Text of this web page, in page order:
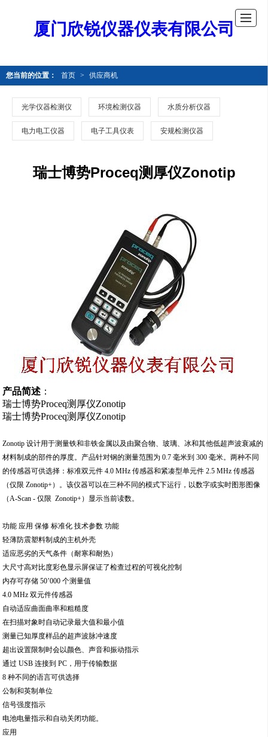
厦门欣锐仪器仪表有限公司
您当前的位置： 首页 > 供应商机
光学仪器检测仪 环境检测仪器 水质分析仪器
电力电工仪器 电子工具仪表 安规检测仪器
瑞士博势Proceq测厚仪Zonotip
产品简述 ：
瑞士博势Proceq测厚仪Zonotip
瑞士博势Proceq测厚仪Zonotip
Zonotip 设计用于测量铁和非铁金属以及由聚合物、玻璃、冰和其他低超声波衰减的
材料制成的部件的厚度。产品针对钢的测量范围为 0.7 毫米到 300 毫米。两种不同
的传感器可供选择：标准双元件 4.0 MHz 传感器和紧凑型单元件 2.5 MHz 传感器
（仅限 Zonotip+）。该仪器可以在三种不同的模式下运行，以数字或实时图形图像
（A-Scan - 仅限 Zonotip+）显示当前读数。
功能 应用 保修 标准化 技术参数 功能
轻薄防震塑料制成的主机外壳
适应恶劣的天气条件（耐寒和耐热）
大尺寸高对比度彩色显示屏保证了检查过程的可视化控制
内存可存储 50’000 个测量值
4.0 MHz 双元件传感器
自动适应曲面曲率和粗糙度
在扫描对象时自动记录最大值和最小值
测量已知厚度样品的超声波脉冲速度
超出设置限制时会以颜色、声音和振动指示
通过 USB 连接到 PC，用于传输数据
8 种不同的语言可供选择
公制和英制单位
信号强度指示
电池电量指示和自动关闭功能。
应用